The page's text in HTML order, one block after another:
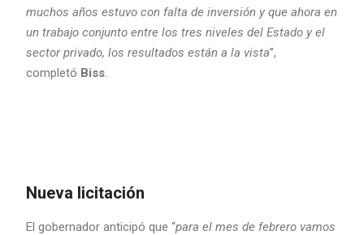
muchos años estuvo con falta de inversión y que ahora en
un trabajo conjunto entre los tres niveles del Estado y el
sector privado, los resultados están a la vista”,
completó Biss.
Nueva licitación
El gobernador anticipó que “para el mes de febrero vamos